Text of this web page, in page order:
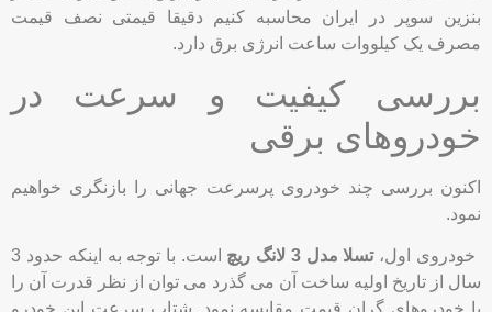
اکنون بررسی چند خودروی پرسرعت جهانی را بازنگری خواهیم
نمود.
خودروی اول، تسلا مدل 3 لانگ ریچ
سال از تاریخ اولیه ساخت آن می گذرد می توان از نظر قدرت آن را
با خودروهای گران قیمت مقایسه نمود. شتاب سرعت این خودرو
که همانند پورشه بسیار پرسرعت است بین 0 تا 100 کیلومتر معادل
4.2 ثانیه می باشد.
شرکت تایکان خودرویی را با شتاب سرعت 3.9 ثانیه در شتاب
سرعت 0 تا 100 ساخته که نام آن را پورشه تایگان نهاده است.
کیفیت و زیبایی فضای داخلی این خودرو زبانزد است.